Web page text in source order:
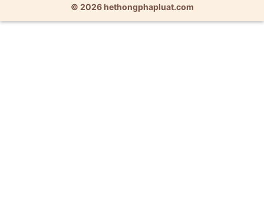
© 2026 hethongphapluat.com